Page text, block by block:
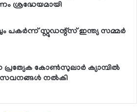
ശ്രദ്ധേയമായി
പകര്‍ന്ന് സ്റ്റുഡന്റ്‌സ് ഇന്ത്യ സമ്മര്‍
കോണ്‍സുലാര്‍ ക്യാമ്പില്‍
നല്‍കി